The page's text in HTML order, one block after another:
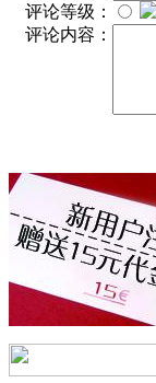
评论等级：
评论内容：